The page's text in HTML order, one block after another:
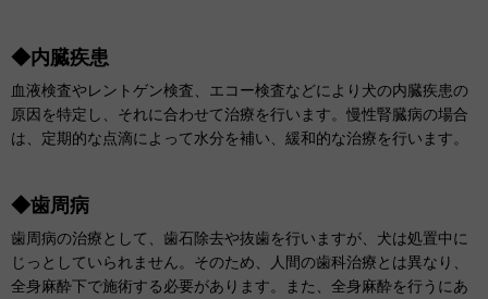
◆内臓疾患
血液検査やレントゲン検査、エコー検査などにより犬の内臓疾患の
原因を特定し、それに合わせて治療を行います。慢性腎臓病の場合
は、定期的な点滴によって水分を補い、緩和的な治療を行います。
◆歯周病
歯周病の治療として、歯石除去や抜歯を行いますが、犬は処置中に
じっとしていられません。そのため、人間の歯科治療とは異なり、
全身麻酔下で施術する必要があります。また、全身麻酔を行うにあ